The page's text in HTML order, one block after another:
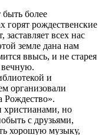
более
горят рождественские
всех нас
земле дана нам
ввысь, и не старея
и
организовали
Рождество».
христианами, но
с друзьями,
хорошую музыку,